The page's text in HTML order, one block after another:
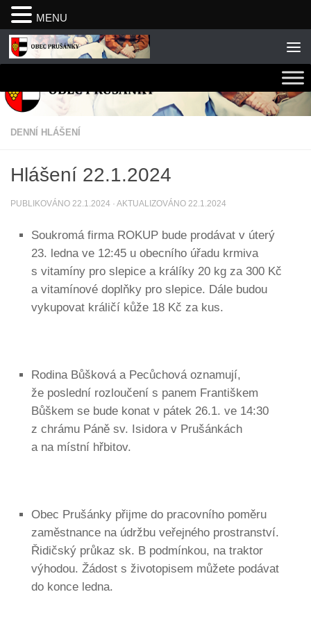
Skip to content
DENNÍ HLÁŠENÍ
Hlášení 22.1.2024
PUBLIKOVÁNO 22.1.2024 · AKTUALIZOVÁNO 22.1.2024
Soukromá firma ROKUP bude prodávat v úterý
23. ledna ve 12:45 u obecního úřadu krmiva
s vitamíny pro slepice a králíky 20 kg za 300 Kč
a vitamínové doplňky pro slepice. Dále budou
vykupovat králičí kůže 18 Kč za kus.
Rodina Bůšková a Pecůchová oznamují,
že poslední rozloučení s panem Františkem
Bůškem se bude konat v pátek 26.1. ve 14:30
z chrámu Páně sv. Isidora v Prušánkách
a na místní hřbitov.
Obec Prušánky přijme do pracovního poměru
zaměstnance na údržbu veřejného prostranství.
Řidičský průkaz sk. B podmínkou, na traktor
výhodou. Žádost s životopisem můžete podávat
do konce ledna.
MENU